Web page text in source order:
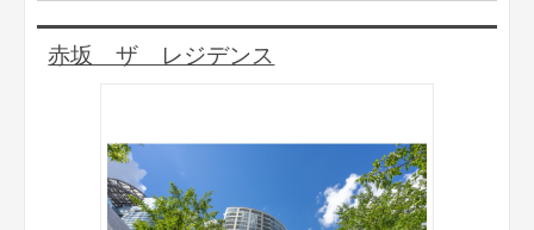
赤坂 ザ レジデンス